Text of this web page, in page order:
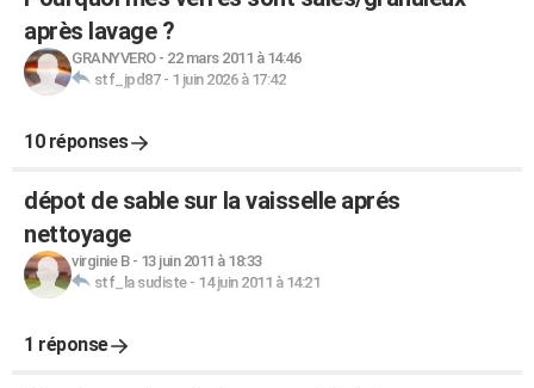
après lavage ?
GRANYVERO- 22 mars 2011 à 14:46
stf_jpd87- 1 juin 2026 à 17:42
10 réponses
dépot de sable sur la vaisselle aprés
nettoyage
virginie B- 13 juin 2011 à 18:33
stf_la sudiste- 14 juin 2011 à 14:21
1 réponse